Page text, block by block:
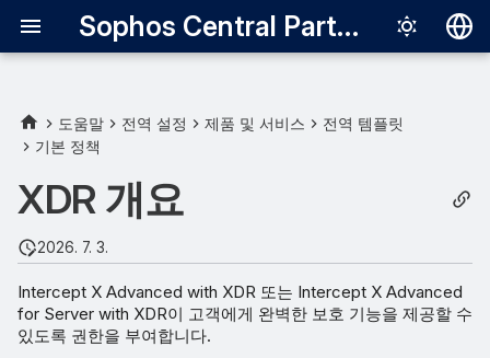
Sophos Central Partner
English
한국어
도움말 전역 설정 제품 및 서비스
전역 템플릿
기본 정책
XDR 개요
2026. 7. 3.
Intercept X Advanced with XDR 또는 Intercept X Advanced
for Server with XDR이 고객에게 완벽한 보호 기능을 제공할 수
있도록 권한을 부여합니다.